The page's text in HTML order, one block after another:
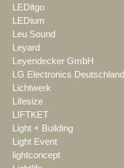
LEDitgo
LEDium
Leu Sound
Leyard
Leyendecker GmbH
LG Electronics Deutschland
Lichtwerk
Lifesize
LIFTKET
Light + Building
Light Event
lightconcept